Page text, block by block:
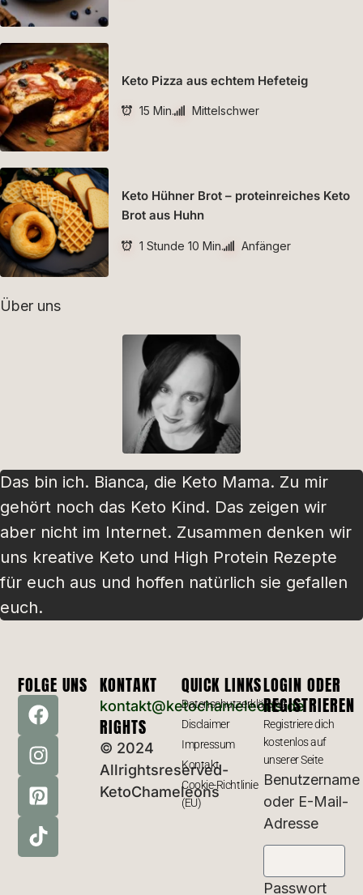
Keto Pizza aus echtem Hefeteig
15 Min. Mittelschwer
Keto Hühner Brot – proteinreiches Keto
Brot aus Huhn
1 Stunde 10 Min. Anfänger
Über uns
Das bin ich. Bianca, die Keto Mama. Zu mir
gehört noch das Keto Kind. Das zeigen wir
aber nicht im Internet. Zusammen denken wir
uns kreative Keto und High Protein Rezepte
für euch aus und hoffen natürlich sie gefallen
euch.
FOLGE UNS KONTAKT
kontakt@ketochameleons.de
RIGHTS
© 2024
Allrightsreserved-
KetoChameleons
QUICK LINKS
Datenschutzerklärung
Disclaimer
Impressum
Kontakt
Cookie-Richtlinie
(EU)
LOGIN ODER
REGISTRIEREN
Registriere dich
kostenlos auf
unserer Seite
Benutzername
oder E-Mail-
Adresse
Passwort